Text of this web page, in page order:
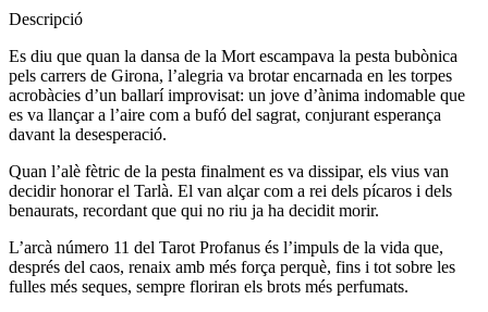
Descripció
Es diu que quan la dansa de la Mort escampava la pesta bubònica
pels carrers de Girona, l’alegria va brotar encarnada en les torpes
acrobàcies d’un ballarí improvisat: un jove d’ànima indomable que
es va llançar a l’aire com a bufó del sagrat, conjurant esperança
davant la desesperació.
Quan l’alè fètric de la pesta finalment es va dissipar, els vius van
decidir honorar el Tarlà. El van alçar com a rei dels pícaros i dels
benaurats, recordant que qui no riu ja ha decidit morir.
L’arcà número 11 del Tarot Profanus és l’impuls de la vida que,
després del caos, renaix amb més força perquè, fins i tot sobre les
fulles més seques, sempre floriran els brots més perfumats.